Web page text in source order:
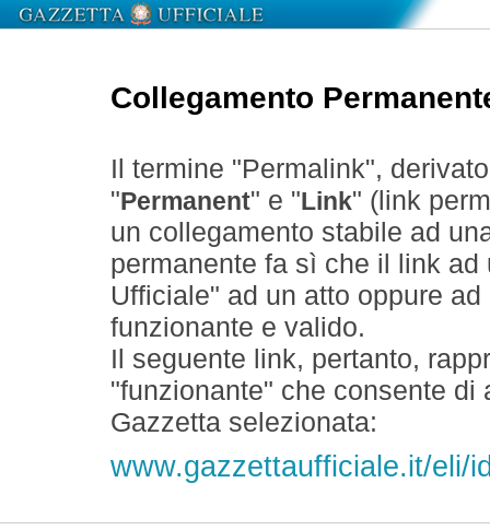
Collegamento
Il termine "Permalink",
" Permanent" e " Link" (link
un collegamento stabile ad
permanente fa sì che il link
Ufficiale" ad un atto oppure
funzionante e valido.
Il seguente link, pertanto,
"funzionante" che consente
Gazzetta selezionata:
www.gazzettaufficiale.it/eli/